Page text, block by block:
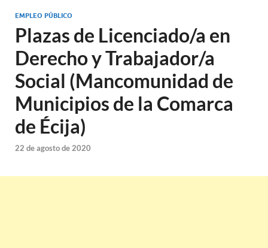
EMPLEO PÚBLICO
Plazas de Licenciado/a en
Derecho y Trabajador/a
Social (Mancomunidad de
Municipios de la Comarca
de Écija)
22 de agosto de 2020